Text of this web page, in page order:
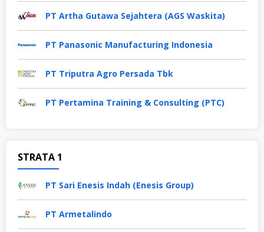
PT Artha Gutawa Sejahtera (AGS Waskita)
PT Panasonic Manufacturing Indonesia
PT Triputra Agro Persada Tbk
PT Pertamina Training & Consulting (PTC)
STRATA 1
PT Sari Enesis Indah (Enesis Group)
PT Armetalindo